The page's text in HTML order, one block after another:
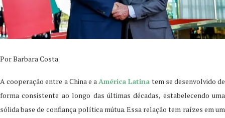
Por Barbara Costa
A cooperação entre a China e aAmérica Latina tem se desenvolvido de
forma consistente ao longo das últimas décadas, estabelecendo uma
sólida base de confiança política mútua. Essa relação tem raízes em um